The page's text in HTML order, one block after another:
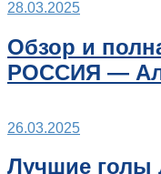
28.03.2025
Обзор и
РОССИЯ —
26.03.2025
Лучшие голы